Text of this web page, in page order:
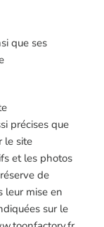
que ses
précises que
le site
et les photos
de
leur mise en
sur le